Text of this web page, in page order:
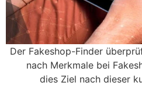
Der Fakeshop-Finder
nach Merkmale bei
dies Ziel nach dieser